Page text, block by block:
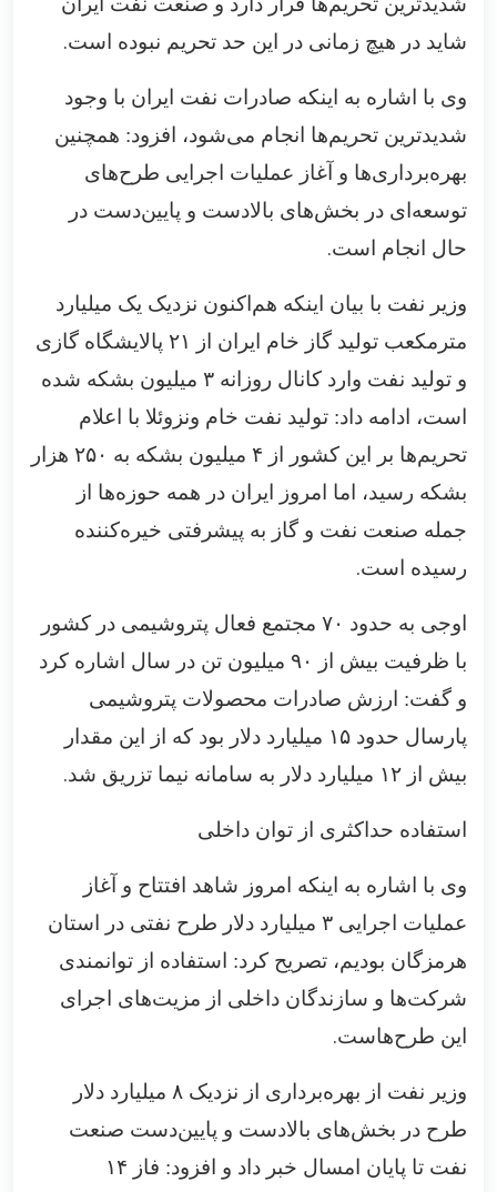
شاید در هیچ زمانی در این حد تحریم نبوده است.
وی با اشاره به اینکه صادرات نفت ایران با وجود
شدیدترین تحریم‌ها انجام می‌شود، افزود: همچنین
بهره‌برداری‌ها و آغاز عملیات اجرایی طرح‌های
توسعه‌ای در بخش‌های بالادست و پایین‌دست در
حال انجام است.
وزیر نفت با بیان اینکه هم‌اکنون نزدیک یک میلیارد
مترمکعب تولید گاز خام ایران از
۲۱ پالایشگاه گازی
و تولید نفت وارد کانال روزانه ۳ میلیون بشکه شده
است، ادامه داد: تولید نفت خام ونزوئلا با اعلام
تحریم‌ها بر این کشور از ۴ میلیون بشکه‌ به ۲۵۰ هزار
بشکه رسید، اما امروز ایران در همه حوزه‌ها از
جمله صنعت نفت و گاز به پیشرفتی خیره‌کننده
رسیده است.
اوجی به حدود ۷۰ مجتمع فعال پتروشیمی در کشور
با ظرفیت بیش از
۹۰ میلیون تن در سال اشاره کرد
و گفت: ارزش صادرات محصولات پتروشیمی
پارسال حدود ۱۵ میلیارد دلار بود که از این مقدار
بیش از ۱۲ میلیارد دلار به سامانه نیما تزریق شد.
استفاده حداکثری از توان داخلی
وی با اشاره به اینکه امروز شاهد افتتاح و آغاز
عملیات اجرایی ۳ میلیارد دلار طرح نفتی در استان
هرمزگان بودیم، تصریح کرد: استفاده از توانمندی
شرکت‌ها و سازندگان داخلی از مزیت‌های اجرای
این طرح‌هاست.
وزیر نفت از بهره‌برداری از نزدیک ۸ میلیارد دلار
طرح در بخش‌های بالادست و پایین‌دست صنعت
نفت تا پایان امسال خبر داد و افزود: فاز ۱۴